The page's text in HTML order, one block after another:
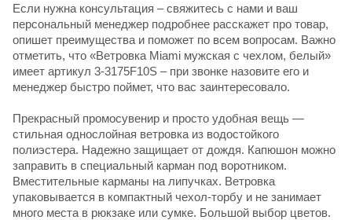
Если нужна консультация – свяжитесь с нами и ваш
персональный менеджер подробнее расскажет про товар,
опишет преимущества и поможет по всем вопросам. Важно
отметить, что «Ветровка Miami мужская с чехлом, белый»
имеет артикул 3-3175F10S – при звонке назовите его и
менеджер быстро поймет, что вас заинтересовало.
Прекрасный промосувенир и просто удобная вещь —
стильная однослойная ветровка из водостойкого
полиэстера. Надежно защищает от дождя. Капюшон можно
заправить в специальный карман под воротником.
Вместительные карманы на липучках. Ветровка
упаковывается в компактный чехол-торбу и не занимает
много места в рюкзаке или сумке. Большой выбор цветов.